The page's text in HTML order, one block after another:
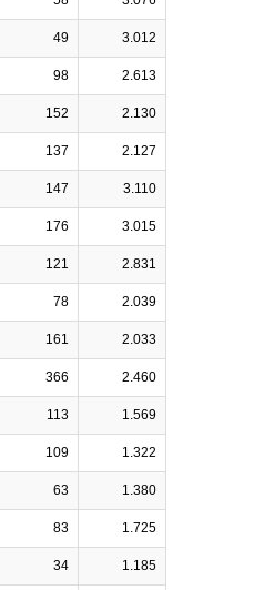
49 3.012
98 2.613
152 2.130
137 2.127
147 3.110
176 3.015
121 2.831
78 2.039
161 2.033
366 2.460
113 1.569
109 1.322
63 1.380
83 1.725
34 1.185